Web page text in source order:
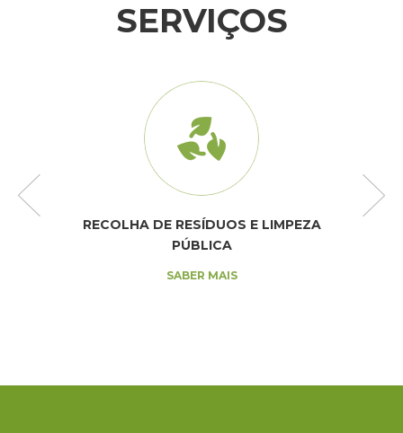
SERVIÇOS
RECOLHA DE RESÍDUOS E LIMPEZA
PÚBLICA
SABER MAIS